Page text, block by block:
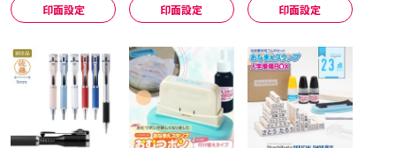
印面設定 印面設定 印面設定